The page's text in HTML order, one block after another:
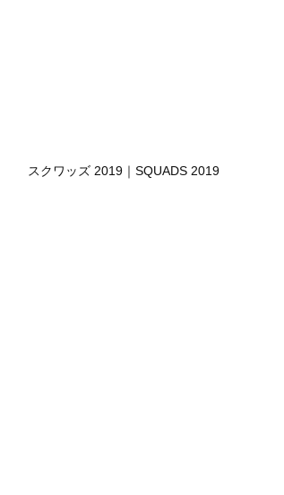
スクワッズ 2019｜SQUADS 2019